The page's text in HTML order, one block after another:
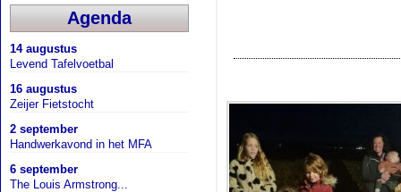
Agenda
14 augustus
Levend Tafelvoetbal
16 augustus
Zeijer Fietstocht
2 september
Handwerkavond in het MFA
6 september
The Louis Armstrong...